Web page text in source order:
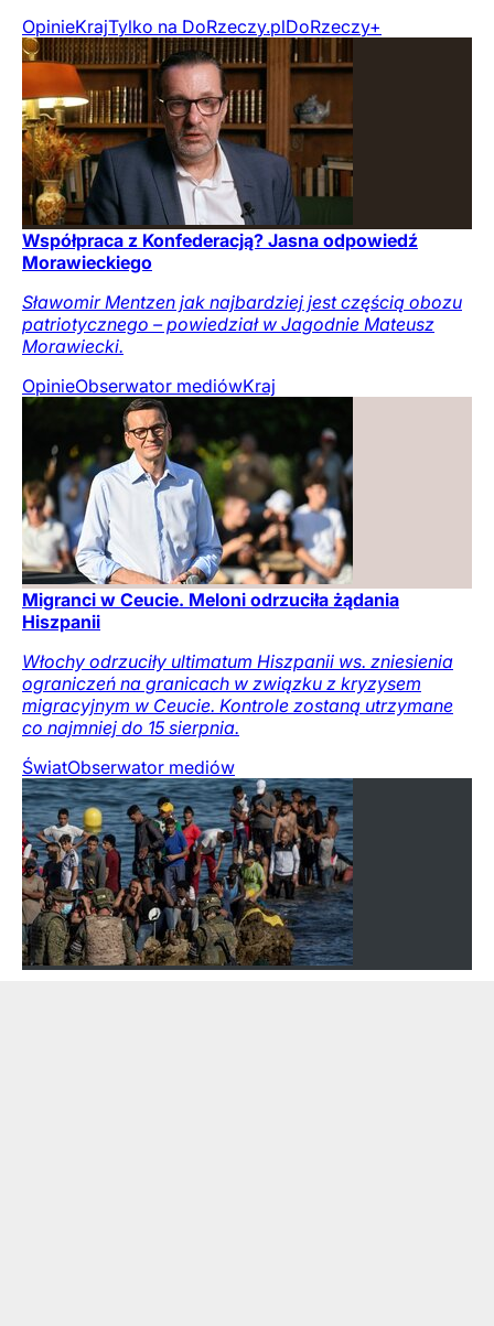
OpinieKrajTylko na DoRzeczy.plDoRzeczy+
Współpraca z Konfederacją? Jasna odpowiedź
Morawieckiego
Sławomir Mentzen jak najbardziej jest częścią obozu
patriotycznego – powiedział w Jagodnie Mateusz
Morawiecki.
OpinieObserwator mediówKraj
Migranci w Ceucie. Meloni odrzuciła żądania
Hiszpanii
Włochy odrzuciły ultimatum Hiszpanii ws. zniesienia
ograniczeń na granicach w związku z kryzysem
migracyjnym w Ceucie. Kontrole zostaną utrzymane
co najmniej do 15 sierpnia.
ŚwiatObserwator mediów